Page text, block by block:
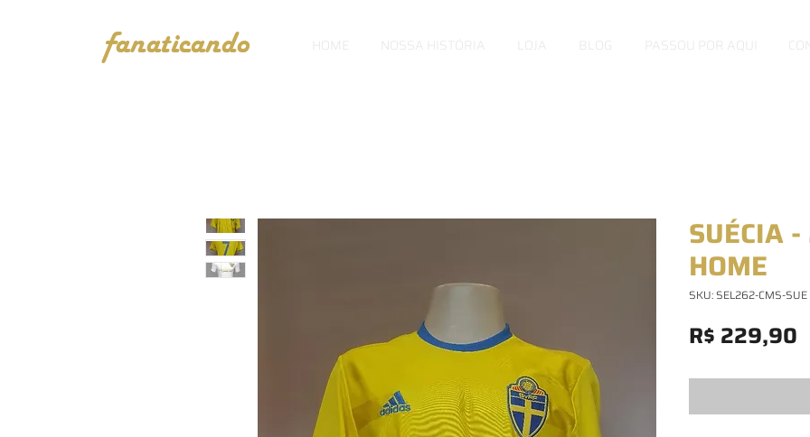
fanaticando HOME NOSSA HISTÓRIA LOJA PASSOU POR AQUI
SUÉCIA
HOME
SKU: SEL262-CMS-SUE
R$ 229,90